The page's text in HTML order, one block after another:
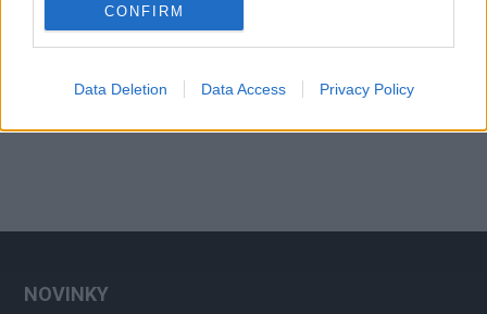
CONFIRM
Data Deletion Data Access Privacy Policy
NOVINKY